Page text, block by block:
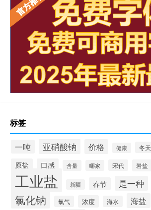
标签
一吨 亚硝酸钠 价格 健康 冬天
原盐 口感 含量 哪家 宋代 岩盐
工业盐 新疆 春节 是一种
氯化钠 氯气 浓度 海水 海盐